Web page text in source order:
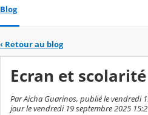
Blog
‹ Retour au blog
Ecran et scolarité
Par Aicha Guarinos, publié le vendredi
jour le vendredi 19 septembre 2025